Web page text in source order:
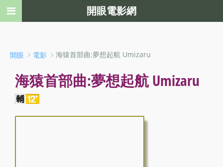
開眼 ﹥ 電影 ﹥海猿首部曲:夢想起航 Umizaru
海猿首部曲:夢想起航 Umizaru
開眼電影網